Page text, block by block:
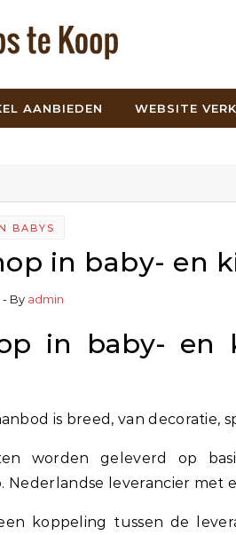
AANBIEDEN WEBSITE
BABYS
in baby- en
- By admin
in baby- en
is breed, van decoratie,
worden geleverd op
Nederlandse leverancier met
koppeling tussen de